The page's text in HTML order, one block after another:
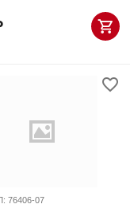
76406-07